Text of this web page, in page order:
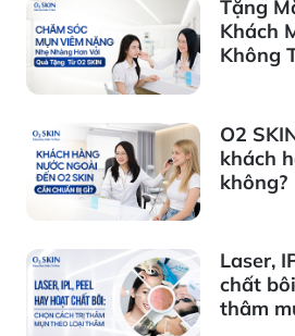
Tặng
Khách
Không
O2
khách
không?
Laser,
chất
thâm